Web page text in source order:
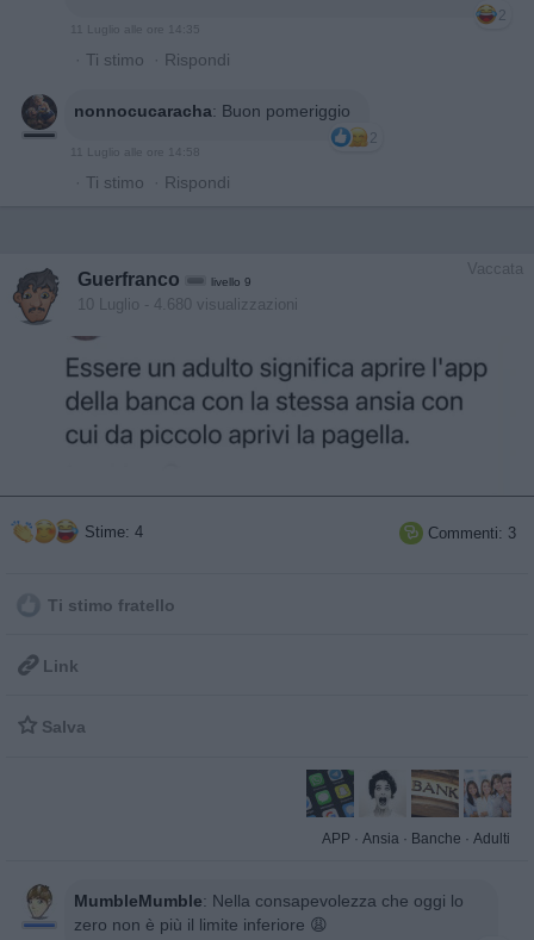
2
· Ti stimo · Rispondi
nonnocucaracha: Buon pomeriggio
2
· Ti stimo · Rispondi
Vaccata
Guerfranco livello 9
10 Luglio - 4.680 visualizzazioni
Stime: 4  Commenti: 3
Ti stimo fratello
 Link
 Salva
APP · Ansia · Banche · Adulti
MumbleMumble: Nella consapevolezza che oggi lo
zero non è più il limite inferiore 😩